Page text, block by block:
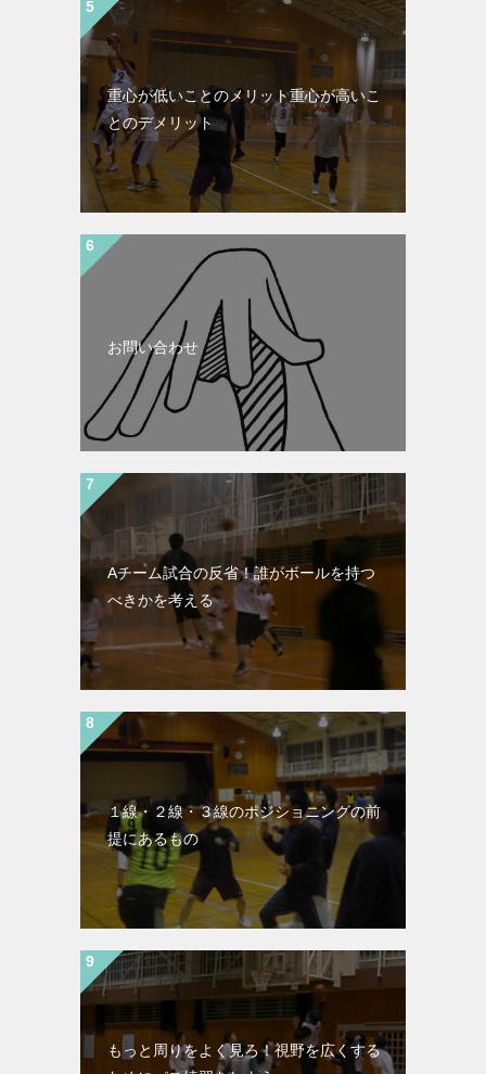
重心が低いことのメリット重心が高いこ
とのデメリット
お問い合わせ
Aチーム試合の反省！誰がボールを持つ
べきかを考える
１線・２線・３線のポジショニングの前
提にあるもの
もっと周りをよく見ろ！視野を広くする